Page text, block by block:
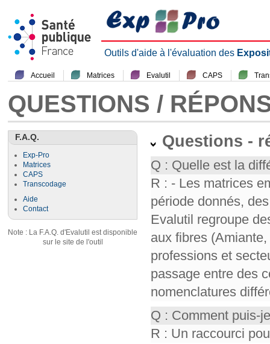
Outils d'aide à l'évaluation des
Accueil Matrices Evalutil CAPS
QUESTIONS /
F.A.Q.
Exp-Pro
Matrices
CAPS
Transcodage
Aide
Contact
Note : La F.A.Q. d'Evalutil est disponible
sur le site de l'outil
Questions -
Q : Quelle est la
R : - Les matrices
période donnés,
Evalutil regroupe
aux fibres
professions et
passage entre des
nomenclatures
Q : Comment puis-
R : Un raccourci